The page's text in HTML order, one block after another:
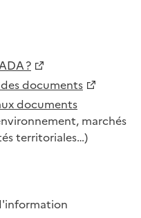
?
documents
documents
marchés
territoriales…)